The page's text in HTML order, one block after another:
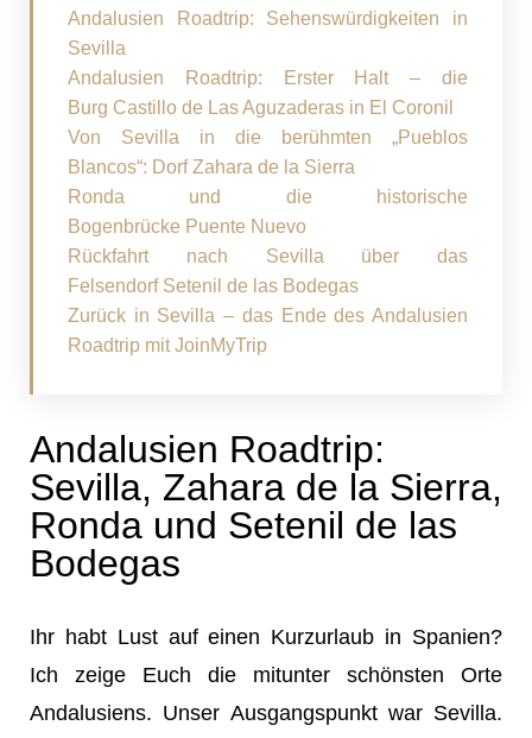
Andalusien Roadtrip: Sehenswürdigkeiten in
Sevilla
Andalusien Roadtrip: Erster Halt – die
Burg Castillo de Las Aguzaderas in El Coronil
Von Sevilla in die berühmten „Pueblos
Blancos“: Dorf Zahara de la Sierra
Ronda und die historische
Bogenbrücke Puente Nuevo
Rückfahrt nach Sevilla über das
Felsendorf Setenil de las Bodegas
Zurück in Sevilla – das Ende des Andalusien
Roadtrip mit JoinMyTrip
Andalusien Roadtrip:
Sevilla, Zahara de la Sierra,
Ronda und Setenil de las
Bodegas
Ihr habt Lust auf einen Kurzurlaub in Spanien?
Ich zeige Euch die mitunter schönsten Orte
Andalusiens. Unser Ausgangspunkt war Sevilla.